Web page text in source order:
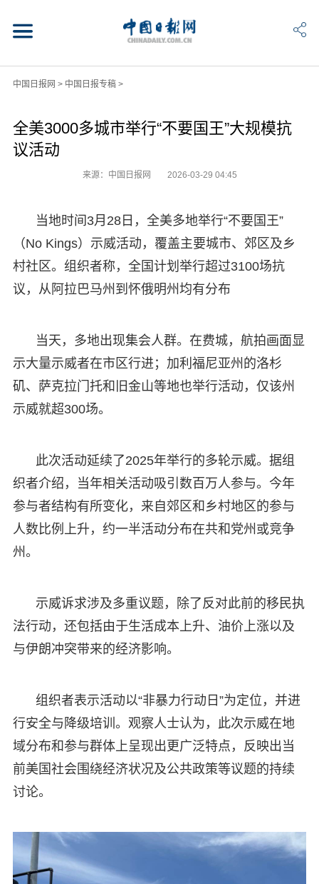
中国日报网 > 中国日报专稿>
全美3000多城市举行“不要国王”大规模抗
议活动
来源：中国日报网 2026-03-29 04:45
当地时间3月28日，全美多地举行“不要国王”
（No Kings）示威活动，覆盖主要城市、郊区及乡
村社区。组织者称，全国计划举行超过3100场抗
议，从阿拉巴马州到怀俄明州均有分布
当天，多地出现集会人群。在费城，航拍画面显
示大量示威者在市区行进；加利福尼亚州的洛杉
矶、萨克拉门托和旧金山等地也举行活动，仅该州
示威就超300场。
此次活动延续了2025年举行的多轮示威。据组
织者介绍，当年相关活动吸引数百万人参与。今年
参与者结构有所变化，来自郊区和乡村地区的参与
人数比例上升，约一半活动分布在共和党州或竞争
州。
示威诉求涉及多重议题，除了反对此前的移民执
法行动，还包括由于生活成本上升、油价上涨以及
与伊朗冲突带来的经济影响。
组织者表示活动以“非暴力行动日”为定位，并进
行安全与降级培训。观察人士认为，此次示威在地
域分布和参与群体上呈现出更广泛特点，反映出当
前美国社会围绕经济状况及公共政策等议题的持续
讨论。